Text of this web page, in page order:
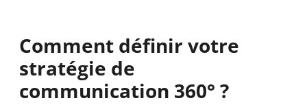
Comment définir votre
stratégie de
communication 360° ?